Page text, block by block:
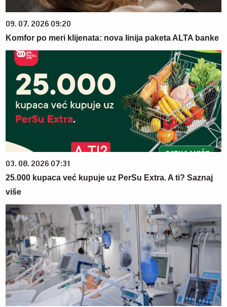
09. 07. 2026 09:20
Komfor po meri klijenata: nova linija paketa ALTA banke
03. 08. 2026 07:31
25.000 kupaca već kupuje uz PerSu Extra. A ti? Saznaj
više